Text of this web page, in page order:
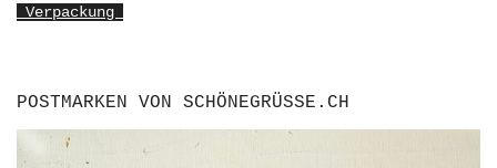
Verpackung
POSTMARKEN VON SCHÖNEGRÜSSE.CH